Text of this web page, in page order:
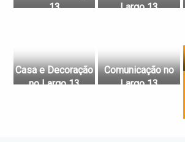
13
Largo 13
Casa e Decoração
no Largo 13
Comunicação no
Largo 13